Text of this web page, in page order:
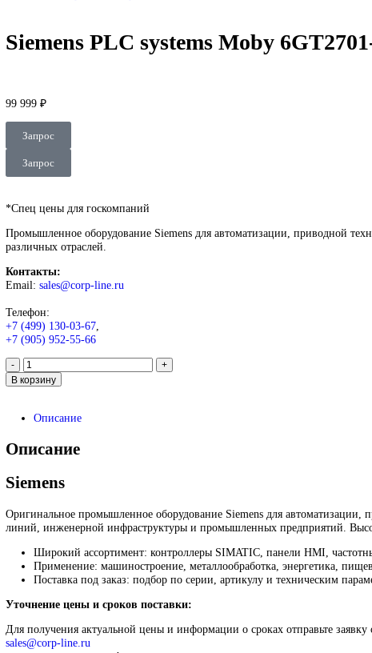
+7 (499) 130-03-67
sales@corp-line.ru
Нажмите, чтобы увеличить
ГлавнаяSIEMENS
Siemens PLC systems Moby 6GT2501-1CA00
Назад к товарам
Siemens PLC systems Moby 6GT2091-4FH20
Siemens PLC systems Moby
99 999₽
Запрос
Промышленное оборудование Siemens для автоматизации,
различных отраслей.
Контакты:
Email:sales@corp-line.ru
Телефон:
+7 (499) 130-03-67,
+7 (905) 952-55-66